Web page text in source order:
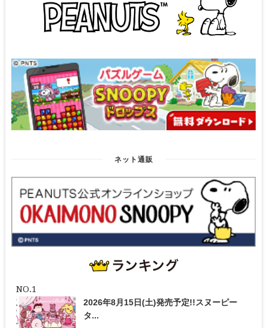
ネット通販
2026年8月15日(土)発売予定!!スヌーピー
タ...